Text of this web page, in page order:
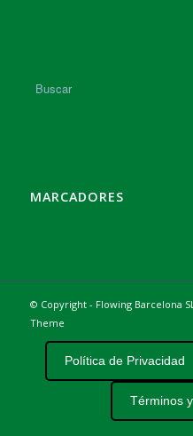
MARCADORES
© Copyright - Flowing Barcelona
Theme
Política de Privacidad
Términos